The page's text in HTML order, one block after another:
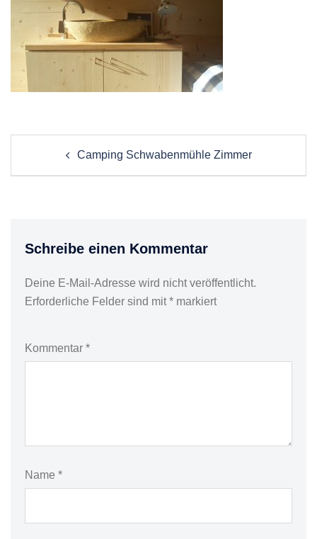
navigationCamping Schwabenmühle Zimmer
Schreibe einen Kommentar
Deine E-Mail-Adresse wird nicht veröffentlicht.
Erforderliche Felder sind mit* markiert
Kommentar *
Name *